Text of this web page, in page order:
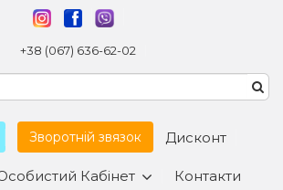
+38 (067) 636-62-02
Зворотній звязок Дисконт
Кабінет Контакти